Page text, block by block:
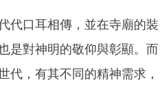
代口耳相傳，並在寺廟的裝
是對神明的敬仰與彰顯。而
代，有其不同的精神需求，